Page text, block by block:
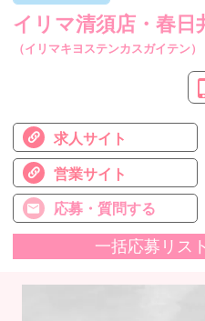
イリマ清須店・春日
（イリマキヨステンカスガイテン）
求人サイト
営業サイト
応募・質問する
一括応募リス